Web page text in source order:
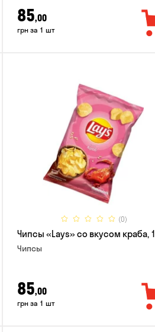
85,00
грн за 1 шт
(0)
Чипсы «Lays» со вкусом краба,
Чипсы
85,00
грн за 1 шт